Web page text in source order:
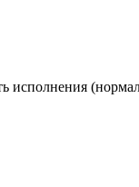
исполнения